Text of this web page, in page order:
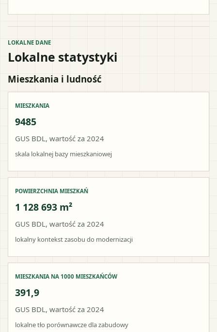
LOKALNE DANE
Lokalne statystyki
Mieszkania i ludność
MIESZKANIA
9485
GUS BDL, wartość za 2024
skala lokalnej bazy mieszkaniowej
POWIERZCHNIA MIESZKAŃ
1 128 693 m²
GUS BDL, wartość za 2024
lokalny kontekst zasobu do modernizacji
MIESZKANIA NA 1000 MIESZKAŃCÓW
391,9
GUS BDL, wartość za 2024
lokalne tło porównawcze dla zabudowy